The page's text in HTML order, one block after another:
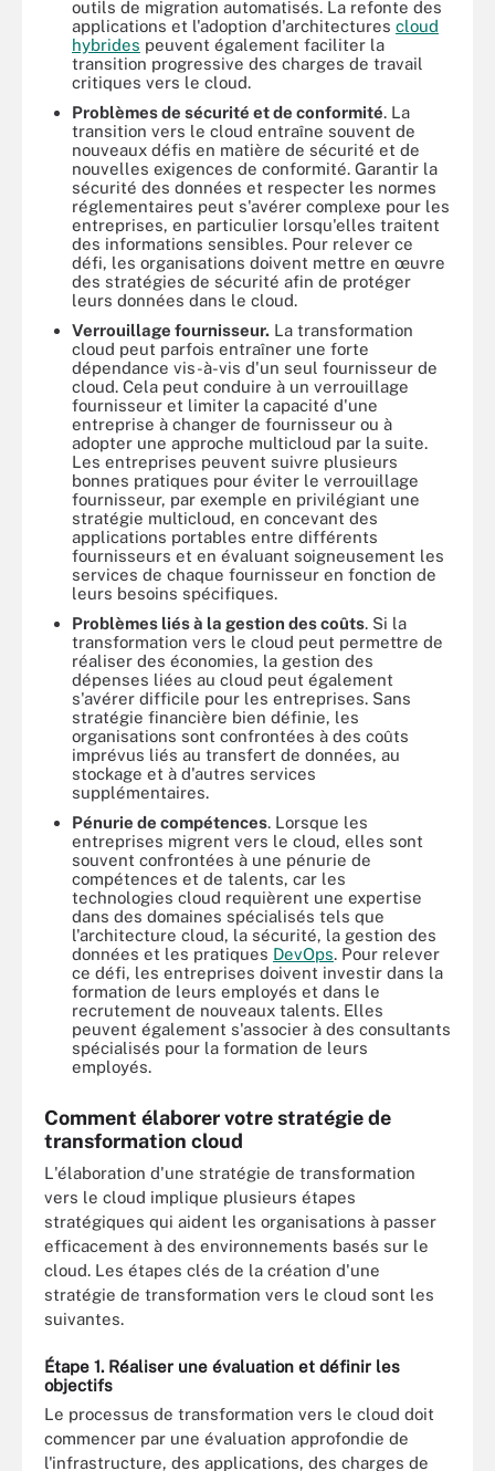
outils de migration automatisés. La refonte des
applications et l'adoption d'architectures cloud
hybrides peuvent également faciliter la
transition progressive des charges de travail
critiques vers le cloud.
Problèmes de sécurité et de conformité. La
transition vers le cloud entraîne souvent de
nouveaux défis en matière de sécurité et de
nouvelles exigences de conformité. Garantir la
sécurité des données et respecter les normes
réglementaires peut s'avérer complexe pour les
entreprises, en particulier lorsqu'elles traitent
des informations sensibles. Pour relever ce
défi, les organisations doivent mettre en œuvre
des stratégies de sécurité afin de protéger
leurs données dans le cloud.
Verrouillage fournisseur. La transformation
cloud peut parfois entraîner une forte
dépendance vis-à-vis d'un seul fournisseur de
cloud. Cela peut conduire à un verrouillage
fournisseur et limiter la capacité d'une
entreprise à changer de fournisseur ou à
adopter une approche multicloud par la suite.
Les entreprises peuvent suivre plusieurs
bonnes pratiques pour éviter le verrouillage
fournisseur, par exemple en privilégiant une
stratégie multicloud, en concevant des
applications portables entre différents
fournisseurs et en évaluant soigneusement les
services de chaque fournisseur en fonction de
leurs besoins spécifiques.
Problèmes liés à la gestion des coûts. Si la
transformation vers le cloud peut permettre de
réaliser des économies, la gestion des
dépenses liées au cloud peut également
s'avérer difficile pour les entreprises. Sans
stratégie financière bien définie, les
organisations sont confrontées à des coûts
imprévus liés au transfert de données, au
stockage et à d'autres services
supplémentaires.
Pénurie de compétences. Lorsque les
entreprises migrent vers le cloud, elles sont
souvent confrontées à une pénurie de
compétences et de talents, car les
technologies cloud requièrent une expertise
dans des domaines spécialisés tels que
l'architecture cloud, la sécurité, la gestion des
données et les pratiques DevOps. Pour relever
ce défi, les entreprises doivent investir dans la
formation de leurs employés et dans le
recrutement de nouveaux talents. Elles
peuvent également s'associer à des consultants
spécialisés pour la formation de leurs
employés.
Comment élaborer votre stratégie de
transformation cloud
L'élaboration d'une stratégie de transformation
vers le cloud implique plusieurs étapes
stratégiques qui aident les organisations à passer
efficacement à des environnements basés sur le
cloud. Les étapes clés de la création d'une
stratégie de transformation vers le cloud sont les
suivantes.
Étape 1. Réaliser une évaluation et définir les
objectifs
Le processus de transformation vers le cloud doit
commencer par une évaluation approfondie de
l'infrastructure, des applications, des charges de